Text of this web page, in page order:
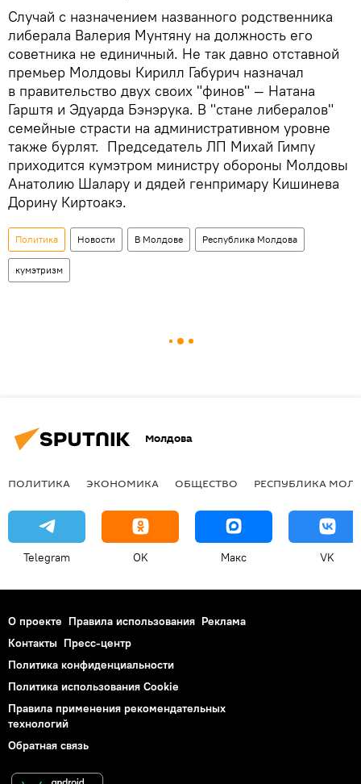
Случай с назначением названного родственника
либерала Валерия Мунтяну на должность его
советника не единичный. Не так давно отставной
премьер Молдовы Кирилл Габурич назначал
в правительство двух своих "финов" — Натана
Гарштя и Эдуарда Бэнэрука. В "стане либералов"
семейные страсти на административном уровне
также бурлят. Председатель ЛП Михай Гимпу
приходится кумэтром министру обороны Молдовы
Анатолию Шалару и дядей генпримару Кишинева
Дорину Киртоакэ.
Политика Новости В Молдове Республика Молдова
кумэтризм
Молдова
ПОЛИТИКА ЭКОНОМИКА ОБЩЕСТВО РЕСПУБЛИКА
Telegram OK Макс VK
О проекте Правила использования Реклама
Контакты Пресс-центр
Политика конфиденциальности
Политика использования Cookie
Правила применения рекомендательных
технологий
Обратная связь